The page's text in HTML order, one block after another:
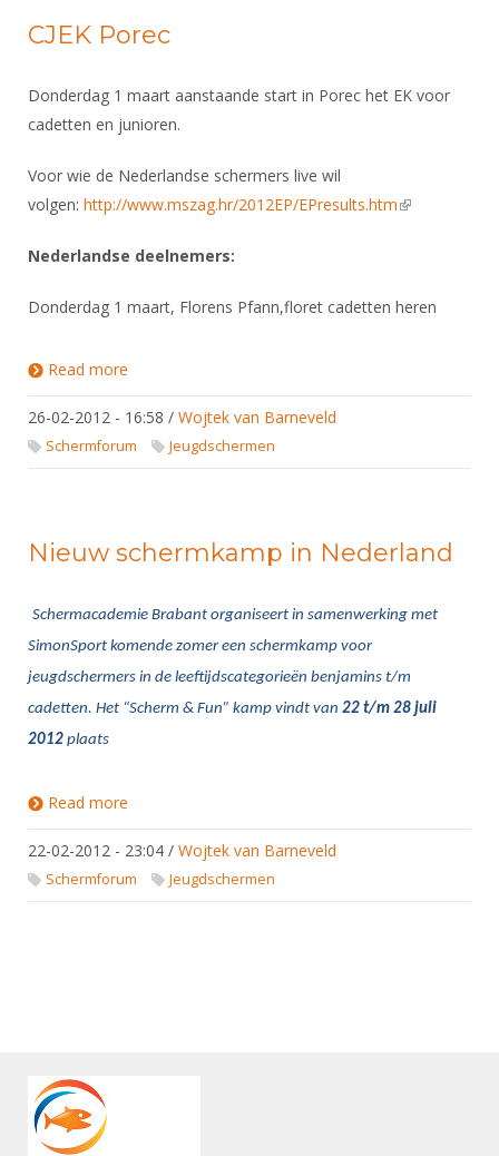
CJEK Porec
Donderdag 1 maart aanstaande start in Porec het EK voor
cadetten en junioren.
Voor wie de Nederlandse schermers live wil
volgen: http://www.mszag.hr/2012EP/EPresults.htm(link is
Nederlandse deelnemers:
Donderdag 1 maart, Florens Pfann,floret cadetten heren
Read more
26-02-2012 - 16:58 / Wojtek van Barneveld
Schermforum Jeugdschermen
Nieuw schermkamp in Nederland
Schermacademie Brabant organiseert in samenwerking met
SimonSport komende zomer een schermkamp voor
jeugdschermers in de leeftijdscategorieën benjamins t/m
cadetten. Het “Scherm & Fun” kamp vindt van 22 t/m 28 juli
2012 plaats
Read more
22-02-2012 - 23:04 / Wojtek van Barneveld
Schermforum Jeugdschermen